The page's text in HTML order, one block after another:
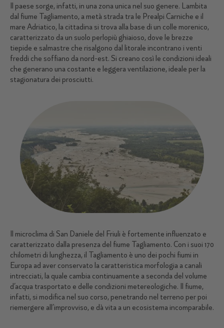
Il paese sorge, infatti, in una zona unica nel suo genere. Lambita
dal fiume Tagliamento, a metà strada tra le Prealpi Carniche e il
mare Adriatico, la cittadina si trova alla base di un colle morenico,
caratterizzato da un suolo perlopiù ghiaioso, dove le brezze
tiepide e salmastre che risalgono dal litorale incontrano i venti
freddi che soffiano da nord-est. Si creano così le condizioni ideali
che generano una costante e leggera ventilazione, ideale per la
stagionatura dei prosciutti.
Il microclima di San Daniele del Friuli è fortemente influenzato e
caratterizzato dalla presenza del fiume Tagliamento. Con i suoi 170
chilometri di lunghezza, il Tagliamento è uno dei pochi fiumi in
Europa ad aver conservato la caratteristica morfologia a canali
intrecciati, la quale cambia continuamente a seconda del volume
d’acqua trasportato e delle condizioni metereologiche. Il fiume,
infatti, si modifica nel suo corso, penetrando nel terreno per poi
riemergere all’improvviso, e dà vita a un ecosistema incomparabile.